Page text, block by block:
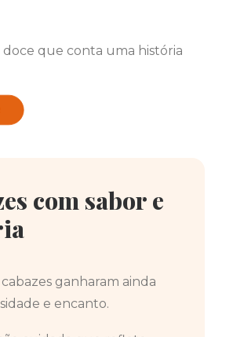
que conta uma história
com sabor e
cabazes ganharam ainda
e encanto.